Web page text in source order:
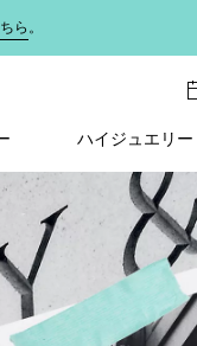
ら 。
ハイジュエリー